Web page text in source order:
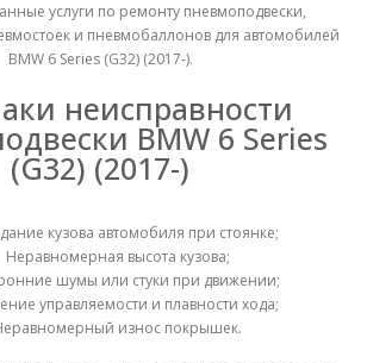
услуги по ремонту пневмоподвески,
и пневмобаллонов для автомобилей
BMW 6 Series (G32) (2017-).
неисправности
BMW 6 Series
(G32) (2017-)
кузова автомобиля при стоянке;
Неравномерная высота кузова;
шумы или стуки при движении;
управляемости и плавности хода;
износ покрышек.